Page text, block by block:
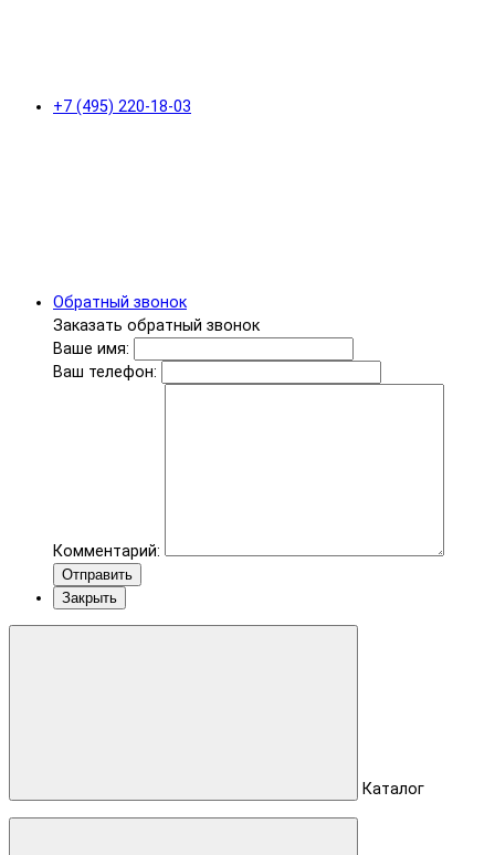
+7 (495) 220-18-03
Обратный звонок
Заказать обратный звонок
Ваше имя:
Ваш телефон:
Комментарий:
Отправить
Закрыть
Каталог